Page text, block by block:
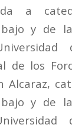
a
y de
de los
Alcaraz,
y de